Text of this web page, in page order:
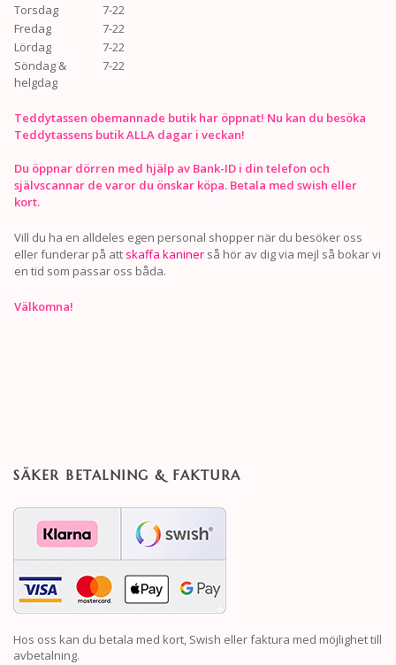
Torsdag
7-22
Fredag
7-22
Lördag
7-22
Söndag &
helgdag
7-22
Teddytassen obemannade butik har öppnat! Nu kan du besöka
Teddytassens butik ALLA dagar i veckan!
Du öppnar dörren med hjälp av Bank-ID i din telefon och
självscannar de varor du önskar köpa. Betala med swish eller
kort.
Vill du ha en alldeles egen personal shopper när du besöker oss
eller funderar på att skaffa kaniner så hör av dig via mejl så bokar vi
en tid som passar oss båda.
Välkomna!
SÄKER BETALNING & FAKTURA
Hos oss kan du betala med kort, Swish eller faktura med möjlighet till
avbetalning.